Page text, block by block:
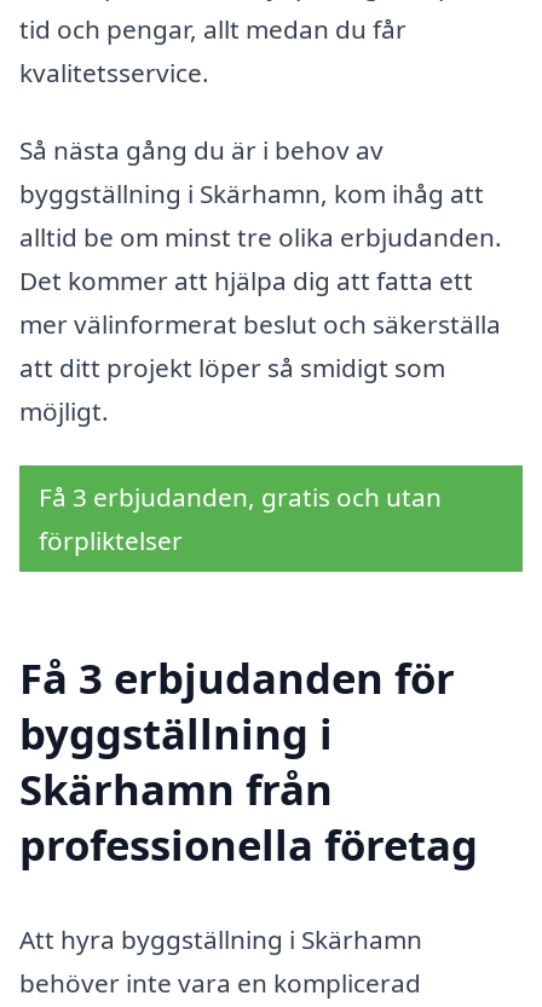
tid och pengar, allt medan du får
kvalitetsservice.
Så nästa gång du är i behov av
byggställning i Skärhamn, kom ihåg att
alltid be om minst tre olika erbjudanden.
Det kommer att hjälpa dig att fatta ett
mer välinformerat beslut och säkerställa
att ditt projekt löper så smidigt som
möjligt.
Få 3 erbjudanden, gratis och utan
förpliktelser
Få 3 erbjudanden för
byggställning i
Skärhamn från
professionella företag
Att hyra byggställning i Skärhamn
behöver inte vara en komplicerad